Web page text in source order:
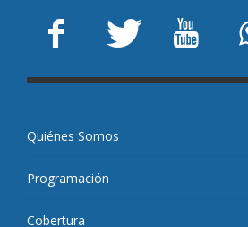
Quiénes Somos
Programación
Cobertura